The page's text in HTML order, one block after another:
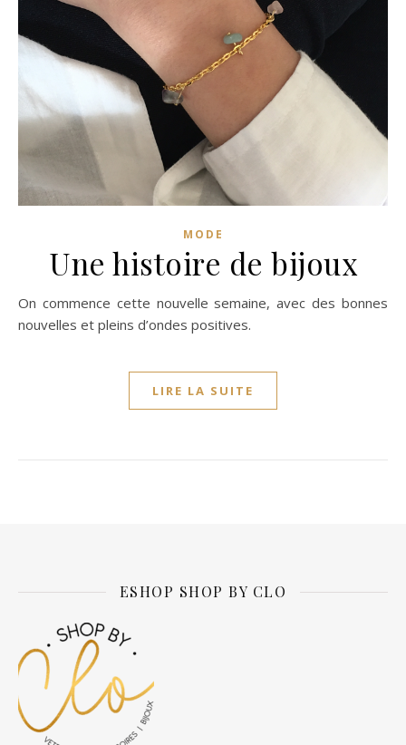
MODE
Une histoire de bijoux
On commence cette nouvelle semaine, avec des bonnes
nouvelles et pleins d’ondes positives.
LIRE LA SUITE
ESHOP SHOP BY CLO